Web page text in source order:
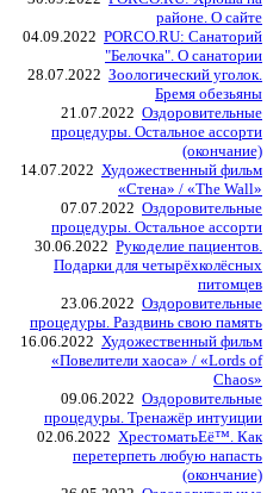
районе. О сайте
04.09.2022 PORCO.RU: Санаторий
"Белочка". О санатории
28.07.2022 Зоологический уголок.
Бремя обезьяны
21.07.2022 Оздоровительные
процедуры. Остальное ассорти
(окончание)
14.07.2022 Художественный фильм
«Стена» / «The Wall»
07.07.2022 Оздоровительные
процедуры. Остальное ассорти
30.06.2022 Рукоделие пациентов.
Подарки для четырёхколёсных
питомцев
23.06.2022 Оздоровительные
процедуры. Раздвинь свою память
16.06.2022 Художественный фильм
«Повелители хаоса» / «Lords of
Chaos»
09.06.2022 Оздоровительные
процедуры. Тренажёр интуиции
02.06.2022 ХрестоматьЕё™. Как
перетерпеть любую напасть
(окончание)